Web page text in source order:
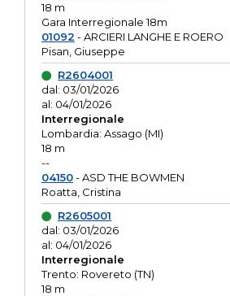
18 m
Gara Interregionale 18m
01092 - ARCIERI LANGHE E ROERO
Pisan, Giuseppe
R2604001
dal: 03/01/2026
al: 04/01/2026
Interregionale
Lombardia: Assago (MI)
18 m
--
04150- ASD THE BOWMEN
Roatta, Cristina
R2605001
dal: 03/01/2026
al: 04/01/2026
Interregionale
Trento: Rovereto (TN)
18 m